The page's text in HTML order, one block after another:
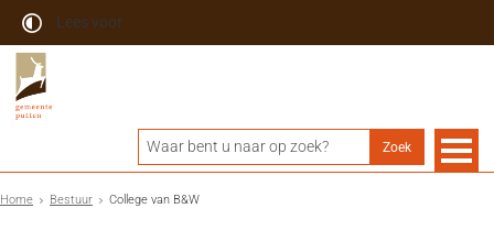
Lees voor
Home Bestuur College van B&W